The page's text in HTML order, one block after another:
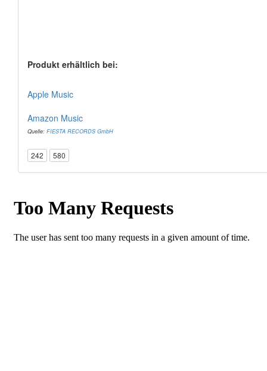
Produkt erhältlich bei:
Apple Music
Amazon Music
Quelle: FIESTA RECORDS GmbH
242 580